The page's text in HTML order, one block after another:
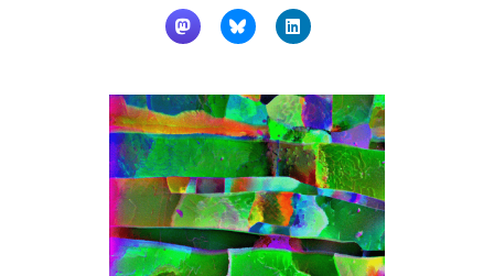
Nous suivre